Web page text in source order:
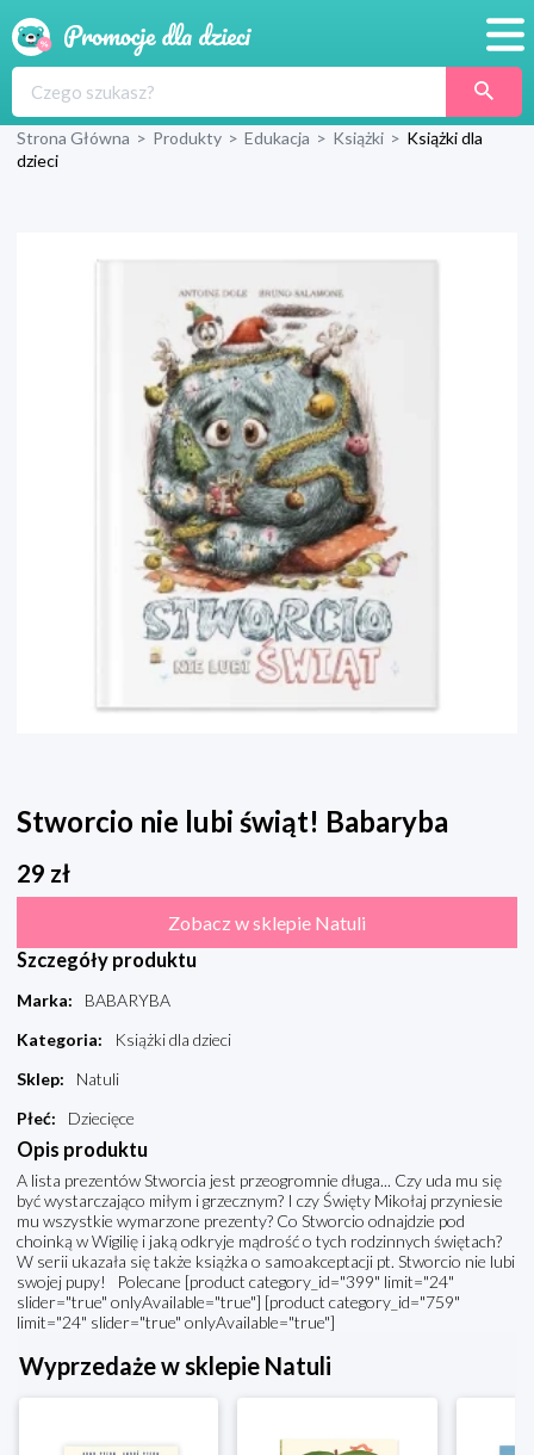
Produkty
Blog
Wyprawka
Strona Główna > Produkty > Edukacja > Książki > Książki dla
dzieci
Stworcio nie lubi świąt! Babaryba
29 zł
Zobacz w sklepie Natuli
Szczegóły produktu
Marka:
BABARYBA
Kategoria:
Książki dla dzieci
Sklep:
Natuli
Płeć: Dziecięce
Opis produktu
A lista prezentów Stworcia jest przeogromnie długa... Czy uda mu się
być wystarczająco miłym i grzecznym? I czy Święty Mikołaj przyniesie
mu wszystkie wymarzone prezenty? Co Stworcio odnajdzie pod
choinką w Wigilię i jaką odkryje mądrość o tych rodzinnych świętach?
W serii ukazała się także książka o samoakceptacji pt. Stworcio nie lubi
swojej pupy! Polecane [product category_id="399" limit="24"
slider="true" onlyAvailable="true"] [product category_id="759"
limit="24" slider="true" onlyAvailable="true"]
Wyprzedaże w sklepie Natuli